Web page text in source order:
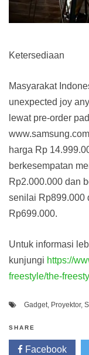
Ketersediaan
Masyarakat
unexpected joy
lewat pre-order
harga Rp
berkesempatan
Rp2.000.000 dan
senilai Rp899.000
Rp699.000.
Untuk informasi
kunjungi https://
freestyle/the-
Gadget Proyektor,
SHARE
Facebook